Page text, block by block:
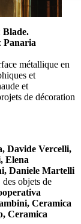
Blade.
Panaria
métallique en
et
et
de décoration
Davide Vercelli,
Elena
Daniele Martelli
objets de
Ceramica
Ceramica